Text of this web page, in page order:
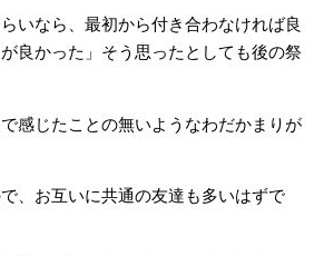
いなら、最初から付き合わなければ良
良かった」そう思ったとしても後の祭
感じたことの無いようなわだかまりが
、お互いに共通の友達も多いはずで